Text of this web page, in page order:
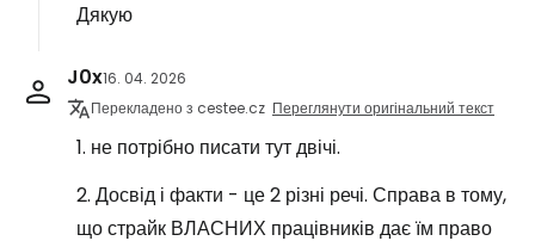
Дякую
J0x16. 04. 2026
Перекладено з cestee.cz Переглянути оригінальний текст
1. не потрібно писати тут двічі.
2. Досвід і факти - це 2 різні речі. Справа в тому,
що страйк ВЛАСНИХ працівників дає їм право